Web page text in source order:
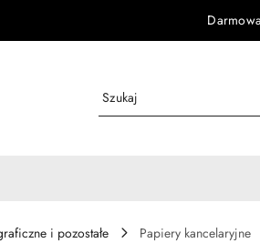
i pozostałe Papiery kancelaryjne